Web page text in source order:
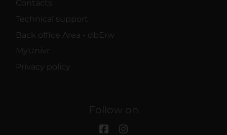
Contacts
Technical support
Back office Area - dbErw
MyUnivr
Privacy policy
Follow on